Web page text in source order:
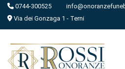
0744-300525
Via dei Gonzaga 1 - Terni